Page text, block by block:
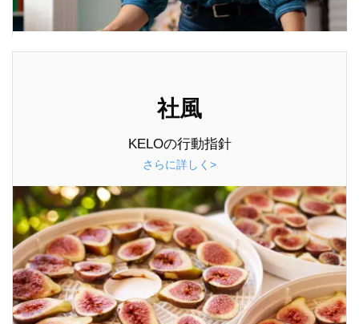
社風
KELOの行動指針
さらに詳しく>